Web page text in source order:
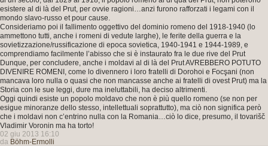
esistere al di là del Prut, per ovvie ragioni…anzi furono rafforzati i legami con il
mondo slavo-russo et pour cause.
Consideriamo poi il fallimento oggettivo del dominio romeno del 1918-1940 (lo
ammettono tutti, anche i romeni di vedute larghe), le ferite della guerra e la
sovietizzazione/russificazione di epoca sovietica, 1940-1941 e 1944-1989, e
comprendiamo facilmente l’abisso che si è instaurato fra le due rive del Prut
Dunque, per concludere, anche i moldavi al di là del Prut AVREBBERO POTUTO
DIVENIRE ROMENI, come lo divennero i loro fratelli di Dorohoi e Focşani (non
mancava loro nulla o quasi che non mancasse anche ai fratelli di ovest Prut) ma la
Storia con le sue leggi, dure ma ineluttabili, ha deciso altrimenti.
Oggi quindi esiste un popolo moldavo che non è più quello romeno (se non per
esigue minoranze dello stesso, intellettuali soprattutto), ma ciò non significa però
che i moldavi non c’entrino nulla con la Romania…ciò lo dice, presumo, il tovarišč
Vladimir Voronin ma ha torto!
02 giu 2013 16:10
da Böhm-Ermolli